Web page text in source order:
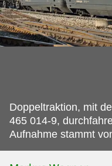
Doppeltraktion, mit
465 014-9,
Aufnahme stammt